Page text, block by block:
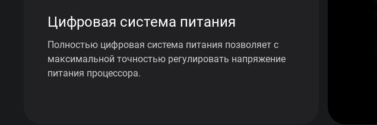
Цифровая система питания
Полностью цифровая система питания позволяет с
максимальной точностью регулировать напряжение
питания процессора.